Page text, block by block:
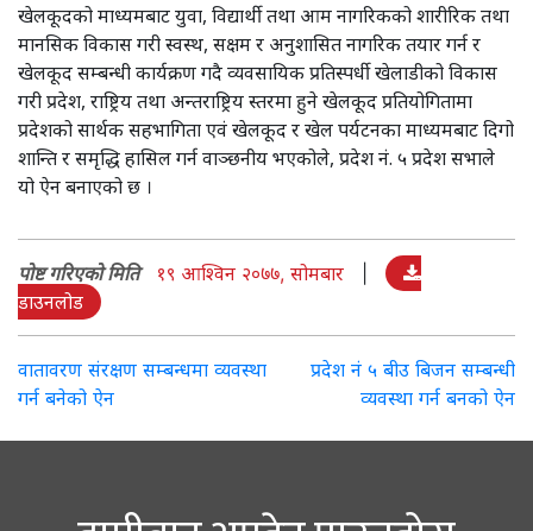
खेलकूदको माध्यमबाट युवा, विद्यार्थी तथा आम नागरिकको शारीरिक तथा
मानसिक विकास गरी स्वस्थ, सक्षम र अनुशासित नागरिक तयार गर्न र
खेलकूद सम्बन्धी कार्यक्रण गदै व्यवसायिक प्रतिस्पर्धी खेलाडीको विकास
गरी प्रदेश, राष्ट्रिय तथा अन्तराष्ट्रिय स्तरमा हुने खेलकूद प्रतियोगितामा
प्रदेशको सार्थक सहभागिता एवं खेलकूद र खेल पर्यटनका माध्यमबाट दिगो
शान्ति र समृद्धि हासिल गर्न वाञ्छनीय भएकोले, प्रदेश नं. ५ प्रदेश सभाले
यो ऐन बनाएको छ ।
पोष्ट गरिएको मिति १९ आश्विन २०७७, सोमबार
डाउनलोड
Post
navigation
वातावरण संरक्षण सम्बन्धमा व्यवस्था
गर्न बनेको ऐन
प्रदेश नं ५ बीउ बिजन सम्बन्धी
व्यवस्था गर्न बनको ऐन